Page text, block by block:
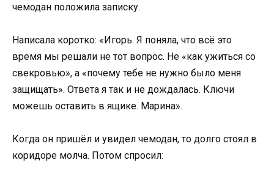
чемодан положила записку.
Написала коротко: «Игорь. Я поняла, что всё это
время мы решали не тот вопрос. Не «как ужиться со
свекровью», а «почему тебе не нужно было меня
защищать». Ответа я так и не дождалась. Ключи
можешь оставить в ящике. Марина».
Когда он пришёл и увидел чемодан, то долго стоял в
коридоре молча. Потом спросил: